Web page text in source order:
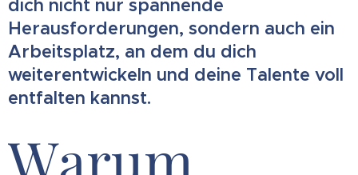
dich nicht nur spannende
Herausforderungen, sondern auch ein
Arbeitsplatz, an dem du dich
weiterentwickeln und deine Talente voll
entfalten kannst.